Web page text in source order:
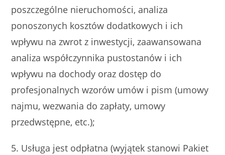
poszczególne nieruchomości, analiza
ponoszonych kosztów dodatkowych i ich
wpływu na zwrot z inwestycji, zaawansowana
analiza współczynnika pustostanów i ich
wpływu na dochody oraz dostęp do
profesjonalnych wzorów umów i pism (umowy
najmu, wezwania do zapłaty, umowy
przedwstępne, etc.);
5. Usługa jest odpłatna (wyjątek stanowi Pakiet